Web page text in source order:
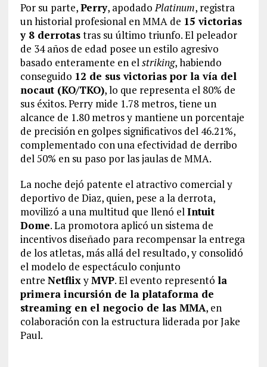
Por su parte,Perry, apodadoPlatinum, registra
un historial profesional en MMA de 15 victorias
y 8 derrotastras su último triunfo. El peleador
de 34 años de edad posee un estilo agresivo
basado enteramente en elstriking, habiendo
conseguido 12 de sus victorias por la vía del
nocaut (KO/TKO), lo que representa el 80% de
sus éxitos. Perry mide 1.78 metros, tiene un
alcance de 1.80 metros y mantiene un porcentaje
de precisión en golpes significativos del 46.21%,
complementado con una efectividad de derribo
del 50% en su paso por las jaulas de MMA.
La noche dejó patente el atractivo comercial y
deportivo de Diaz, quien, pese a la derrota,
movilizó a una multitud que llenó elIntuit
Dome. La promotora aplicó un sistema de
incentivos diseñado para recompensar la entrega
de los atletas, más allá del resultado, y consolidó
el modelo de espectáculo conjunto
entre NetflixyMVP. El evento representó la
primera incursión de la plataforma de
streaming en el negocio de las MMA, en
colaboración con la estructura liderada por Jake
Paul.